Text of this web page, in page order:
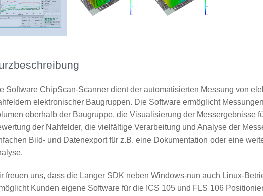
Software ChipScan-Scanner dient der automatisierten Messung von
elektronischer Baugruppen. Die Software ermöglicht
oberhalb der Baugruppe, die Visualisierung der Messergebnisse
der Nahfelder, die vielfältige Verarbeitung und Analyse der
Bild- und Datenexport für z.B. eine Dokumentation oder eine
freuen uns, dass die Langer SDK neben Windows-nun auch Linux-
Kunden eigene Software für die ICS 105 und FLS 106